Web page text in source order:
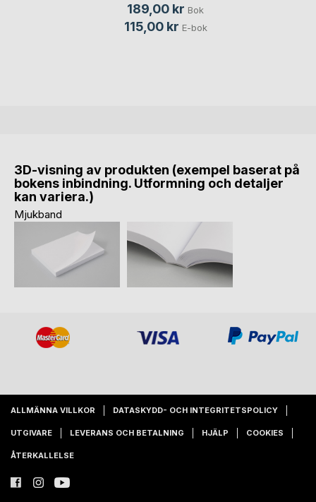
189,00 kr Bok
115,00 kr E-bok
3D-visning av produkten (exempel baserat på
bokens inbindning. Utformning och detaljer
kan variera.)
Mjukband
ALLMÄNNA VILLKOR DATASKYDD- OCH INTEGRITETSPOLICY
UTGIVARE LEVERANS OCH BETALNING HJÄLP COOKIES
ÅTERKALLELSE